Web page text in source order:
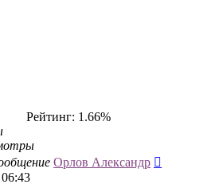
Рейтинг: 1.66%
Орлов Александр